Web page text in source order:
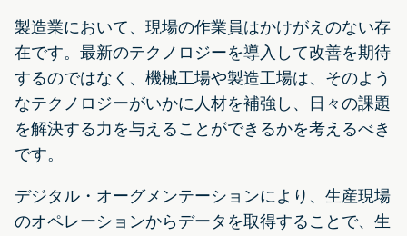
製造業において、現場の作業員はかけがえのない存
在です。最新のテクノロジーを導入して改善を期待
するのではなく、機械工場や製造工場は、そのよう
なテクノロジーがいかに人材を補強し、日々の課題
を解決する力を与えることができるかを考えるべき
です。
デジタル・オーグメンテーションにより、生産現場
のオペレーションからデータを取得することで、生